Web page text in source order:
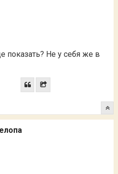
показать? Не у себя же в